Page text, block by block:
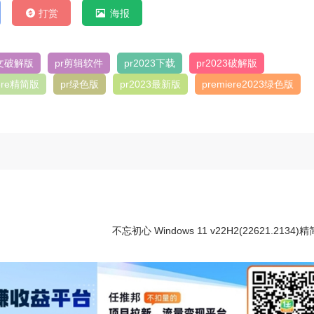
打赏 海报
破解版 pr剪辑软件 pr2023下载
pr2023破解版
精简版
pr绿色版 pr2023最新版 premiere2023绿色版
不忘初心 Windows 11 v22H2(22621.2134)精